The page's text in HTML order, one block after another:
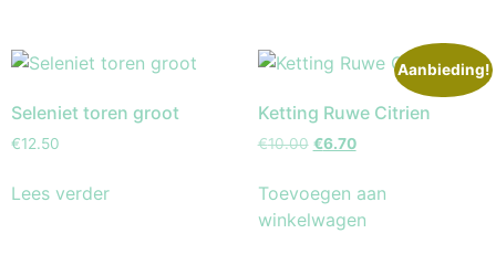
Seleniet toren groot
€12.50
Lees verder
Aanbieding!
Ketting Ruwe Citrien
€10.00 €6.70
Toevoegen aan
winkelwagen